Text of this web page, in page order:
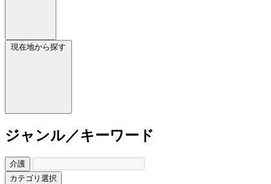
現在地から探す
ジャンル／キーワード
介護
カテゴリ選択